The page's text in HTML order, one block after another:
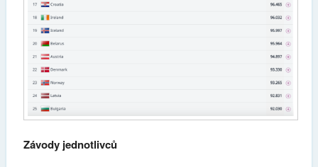
Závody jednotlivců